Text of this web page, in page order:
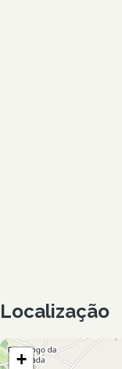
Localização
+